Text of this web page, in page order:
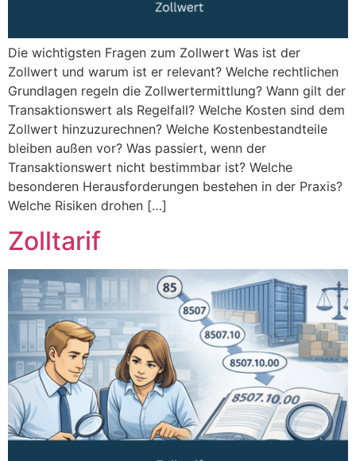
Die wichtigsten Fragen zum Zollwert Was ist der
Zollwert und warum ist er relevant? Welche rechtlichen
Grundlagen regeln die Zollwertermittlung? Wann gilt der
Transaktionswert als Regelfall? Welche Kosten sind dem
Zollwert hinzuzurechnen? Welche Kostenbestandteile
bleiben außen vor? Was passiert, wenn der
Transaktionswert nicht bestimmbar ist? Welche
besonderen Herausforderungen bestehen in der Praxis?
Welche Risiken drohen […]
Zolltarif